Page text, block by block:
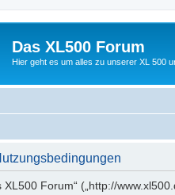
Das XL500 Forum
Hier geht es um alles zu unserer XL 500
XL500 Forum“ („http://